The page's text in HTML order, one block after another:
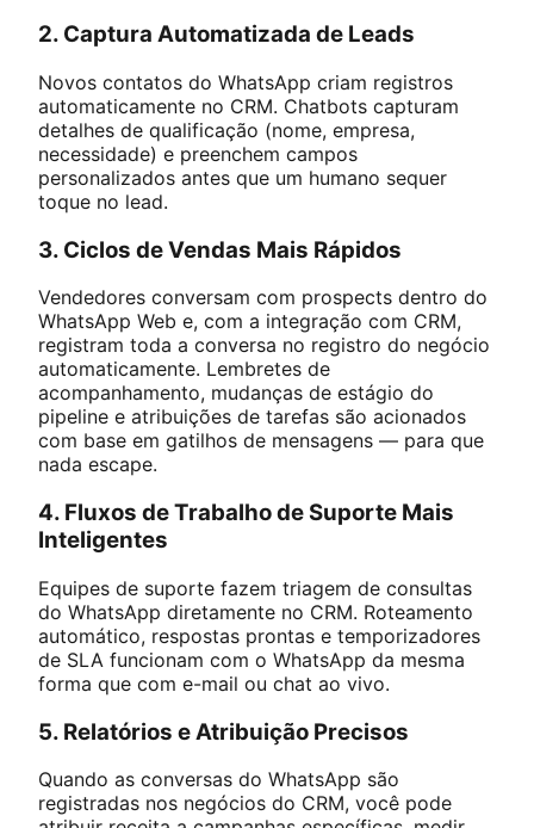
2. Captura Automatizada de Leads
Novos contatos do WhatsApp criam registros
automaticamente no CRM. Chatbots capturam
detalhes de qualificação (nome, empresa,
necessidade) e preenchem campos
personalizados antes que um humano sequer
toque no lead.
3. Ciclos de Vendas Mais Rápidos
Vendedores conversam com prospects dentro do
WhatsApp Web e, com a integração com CRM,
registram toda a conversa no registro do negócio
automaticamente. Lembretes de
acompanhamento, mudanças de estágio do
pipeline e atribuições de tarefas são acionados
com base em gatilhos de mensagens — para que
nada escape.
4. Fluxos de Trabalho de Suporte Mais
Inteligentes
Equipes de suporte fazem triagem de consultas
do WhatsApp diretamente no CRM. Roteamento
automático, respostas prontas e temporizadores
de SLA funcionam com o WhatsApp da mesma
forma que com e-mail ou chat ao vivo.
5. Relatórios e Atribuição Precisos
Quando as conversas do WhatsApp são
registradas nos negócios do CRM, você pode